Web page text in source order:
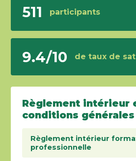
511 participants
9.4/10 de taux de
Règlement intérieur
conditions
Règlement intérieur
professionnelle